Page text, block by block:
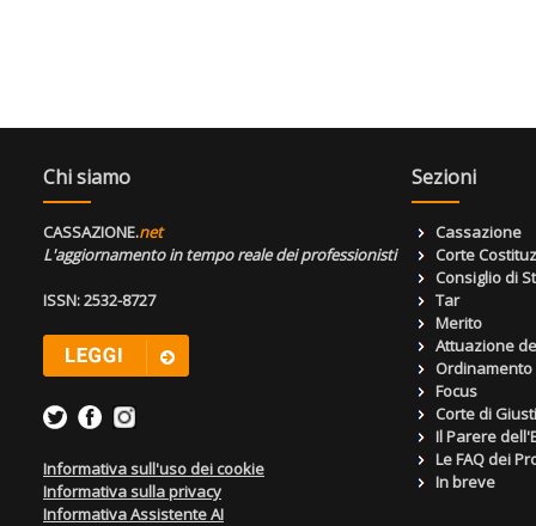
Chi siamo
CASSAZIONE.net
L'aggiornamento in tempo reale dei professionisti
ISSN: 2532-8727
Informativa sull'uso dei cookie
Informativa sulla privacy
Informativa Assistente AI
Sezioni
Cassazione
Corte
Consiglio di
Tar
Merito
Attuazione
Focus
Corte di
Il Parere
Le FAQ dei
In breve